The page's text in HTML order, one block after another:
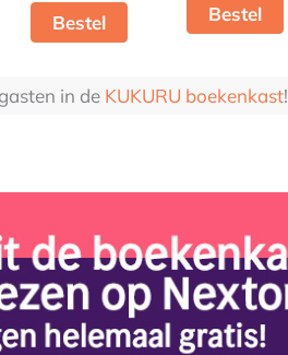
Bestel Bestel
in de KUKURU boekenkast!